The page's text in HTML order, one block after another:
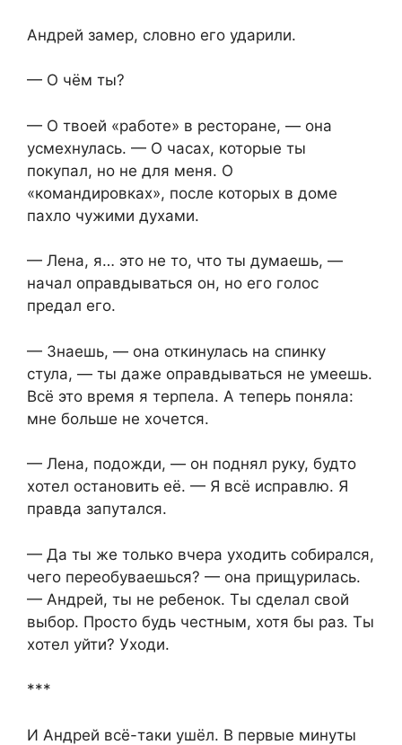
Андрей замер, словно его ударили.
— О чём ты?
— О твоей «работе» в ресторане, — она
усмехнулась. — О часах, которые ты
покупал, но не для меня. О
«командировках», после которых в доме
пахло чужими духами.
— Лена, я… это не то, что ты думаешь, —
начал оправдываться он, но его голос
предал его.
— Знаешь, — она откинулась на спинку
стула, — ты даже оправдываться не умеешь.
Всё это время я терпела. А теперь поняла:
мне больше не хочется.
— Лена, подожди, — он поднял руку, будто
хотел остановить её. — Я всё исправлю. Я
правда запутался.
— Да ты же только вчера уходить собирался,
чего переобуваешься? — она прищурилась.
— Андрей, ты не ребенок. Ты сделал свой
выбор. Просто будь честным, хотя бы раз. Ты
хотел уйти? Уходи.
***
И Андрей всё-таки ушёл. В первые минуты